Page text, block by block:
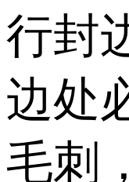
行封
边处
毛刺